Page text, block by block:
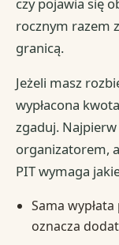
rocznym razem
granicą.
Jeżeli masz
wypłacona
zgaduj.
organizatorem,
PIT wymaga
Sama
oznacza